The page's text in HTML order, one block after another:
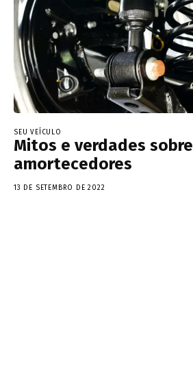
SEU VEÍCULO
Mitos e verdades sobre
amortecedores
13 DE SETEMBRO DE 2022